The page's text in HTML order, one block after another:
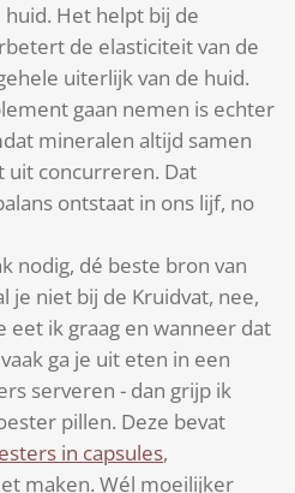
Het helpt bij de
de elasticiteit van de
uiterlijk van de huid.
gaan nemen is echter
mineralen altijd samen
uit concurreren. Dat
ontstaat in ons lijf, no
nodig, dé beste bron van
je niet bij de Kruidvat, nee,
eet ik graag en wanneer dat
ga je uit eten in een
serveren - dan grijp ik
pillen. Deze bevat
in capsules,
maken. Wél moeilijker